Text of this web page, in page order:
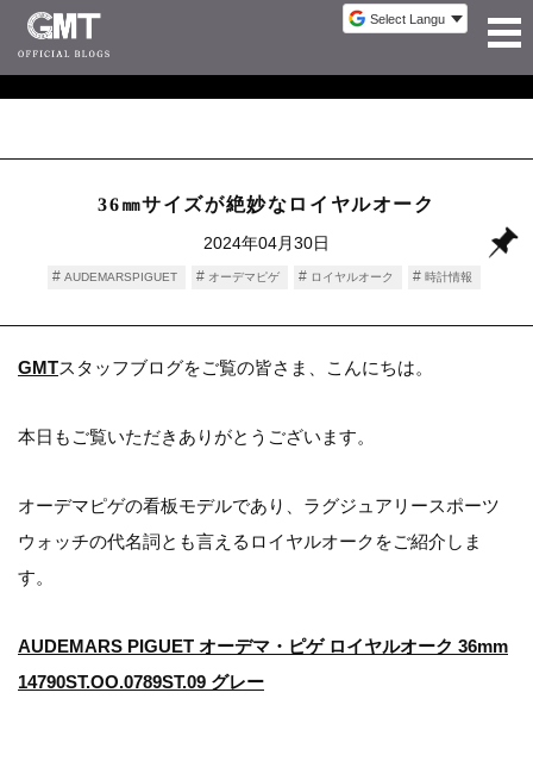
36㎜サイズが絶妙なロイヤルオーク
2024年04月30日
AUDEMARSPIGUET オーデマピゲ ロイヤルオーク 時計情報
GMTスタッフブログをご覧の皆さま、こんにちは。
本日もご覧いただきありがとうございます。
オーデマピゲの看板モデルであり、ラグジュアリースポーツ
ウォッチの代名詞とも言えるロイヤルオークをご紹介しま
す。
AUDEMARS PIGUET オーデマ・ピゲ ロイヤルオーク 36mm
14790ST.OO.0789ST.09 グレー